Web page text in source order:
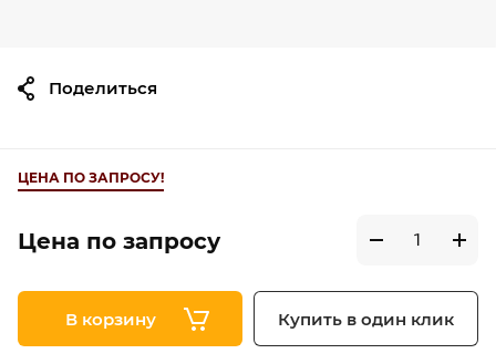
ЦЕНА ПО ЗАПРОСУ!
Цена по запросу
В корзину Купить в один клик
Поделиться